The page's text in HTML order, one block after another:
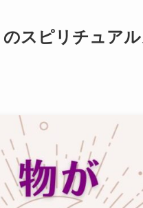
のスピリチュア